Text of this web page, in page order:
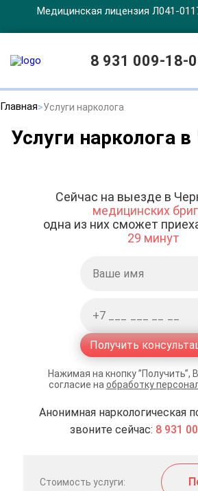
Медицинская лицензия Л041-
8 931 009-18-
Главная Услуги нарколога
Услуги нарколога
Сейчас на выезде в
медицинских
одна из них сможет
29 минут
Получить
Нажимая на кнопку ”Получить”,
согласие на обработку
Анонимная наркологическая
звоните сейчас: 8 931
Стоимость услуги: